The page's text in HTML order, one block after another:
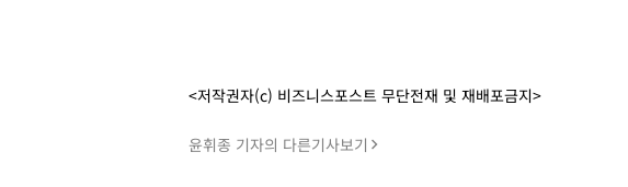
<저작권자(c) 비즈니스포스트 무단전재 및 재배포금지>
윤휘종 기자의 다른기사보기